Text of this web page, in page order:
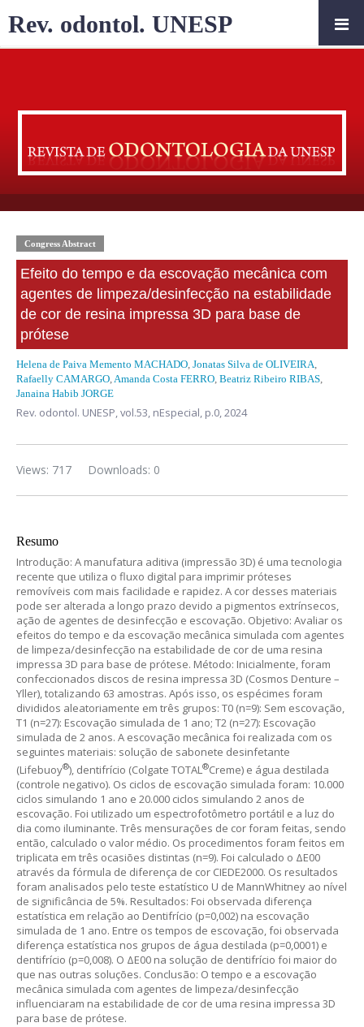
Congress Abstract
Efeito do tempo e da escovação mecânica com
agentes de limpeza/desinfecção na estabilidade
de cor de resina impressa 3D para base de
prótese
Helena de Paiva Memento MACHADO, Jonatas Silva de OLIVEIRA,
Rafaelly CAMARGO,Amanda Costa FERRO, Beatriz Ribeiro RIBAS,
Janaina Habib JORGE
Rev. odontol. UNESP,vol.53, nEspecial, p.0, 2024
Downloads: 0
Views: 717
Resumo
Introdução: A manufatura aditiva (impressão 3D) é uma tecnologia
recente que utiliza o fluxo digital para imprimir próteses
removíveis com mais facilidade e rapidez. A cor desses materiais
pode ser alterada a longo prazo devido a pigmentos extrínsecos,
ação de agentes de desinfecção e escovação. Objetivo: Avaliar os
efeitos do tempo e da escovação mecânica simulada com agentes
de limpeza/desinfecção na estabilidade de cor de uma resina
impressa 3D para base de prótese. Método: Inicialmente, foram
confeccionados discos de resina impressa 3D (Cosmos Denture –
Yller), totalizando 63 amostras. Após isso, os espécimes foram
divididos aleatoriamente em três grupos: T0 (n=9): Sem escovação,
T1 (n=27): Escovação simulada de 1 ano; T2 (n=27): Escovação
simulada de 2 anos. A escovação mecânica foi realizada com os
seguintes materiais: solução de sabonete desinfetante
(Lifebuoy®), dentifrício (Colgate TOTAL®Creme) e água destilada
(controle negativo). Os ciclos de escovação simulada foram: 10.000
ciclos simulando 1 ano e 20.000 ciclos simulando 2 anos de
escovação. Foi utilizado um espectrofotômetro portátil e a luz do
dia como iluminante. Três mensurações de cor foram feitas, sendo
então, calculado o valor médio. Os procedimentos foram feitos em
triplicata em três ocasiões distintas (n=9). Foi calculado o ΔE00
através da fórmula de diferença de cor CIEDE2000. Os resultados
foram analisados pelo teste estatístico U de MannWhitney ao nível
de significância de 5%. Resultados: Foi observada diferença
estatística em relação ao Dentifrício (p=0,002) na escovação
simulada de 1 ano. Entre os tempos de escovação, foi observada
diferença estatística nos grupos de água destilada (p=0,0001) e
dentifrício (p=0,008). O ΔE00 na solução de dentifrício foi maior do
que nas outras soluções. Conclusão: O tempo e a escovação
mecânica simulada com agentes de limpeza/desinfecção
influenciaram na estabilidade de cor de uma resina impressa 3D
para base de prótese.
Rev. odontol. UNESP